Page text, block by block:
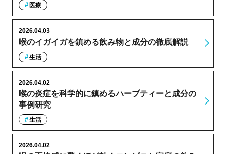
医療
喉のイガイガを鎮める飲み物と成分の徹底解説
2026.04.03
生活
喉の炎症を科学的に鎮めるハーブティーと成分の
事例研究
2026.04.02
生活
2026.04.02